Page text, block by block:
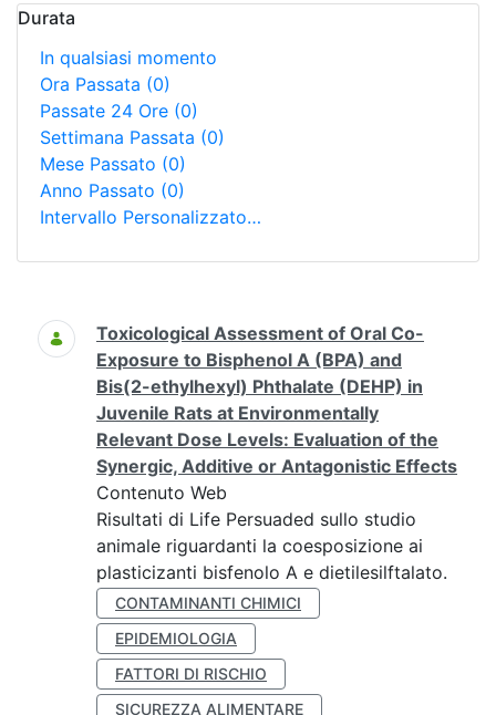
Durata
In qualsiasi momento
Ora Passata (0)
Passate 24 Ore (0)
Settimana Passata (0)
Mese Passato (0)
Anno Passato (0)
Intervallo Personalizzato…
Ricerca
Toxicological Assessment of Oral Co-
Exposure to Bisphenol A (BPA) and
Bis(2-ethylhexyl) Phthalate (DEHP) in
Juvenile Rats at Environmentally
Relevant Dose Levels: Evaluation of the
Synergic, Additive or Antagonistic Effects
Contenuto Web
Risultati di Life Persuaded sullo studio
animale riguardanti la coesposizione ai
plasticizanti bisfenolo A e dietilesilftalato.
CONTAMINANTI CHIMICI
EPIDEMIOLOGIA
FATTORI DI RISCHIO
SICUREZZA ALIMENTARE